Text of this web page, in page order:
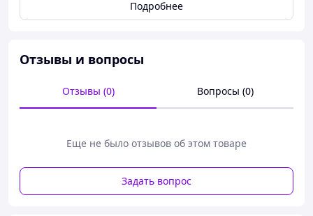
15л ( на рост 152-164) - длина футболки 62 см
магазин
Подробнее
Отзывы и вопросы
Отзывы (0) Вопросы (0)
Еще не было отзывов об этом товаре
Задать вопрос